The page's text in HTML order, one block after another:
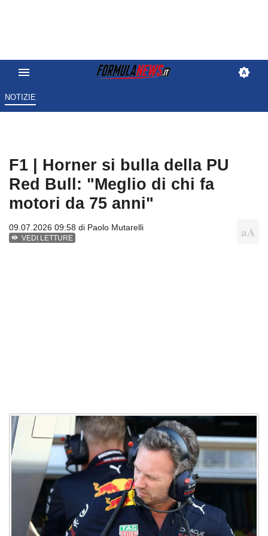
NOTIZIE
F1 | Horner si bulla della PU
Red Bull: "Meglio di chi fa
motori da 75 anni"
09.07.2026 09:58 di Paolo Mutarelli
VEDI LETTURE